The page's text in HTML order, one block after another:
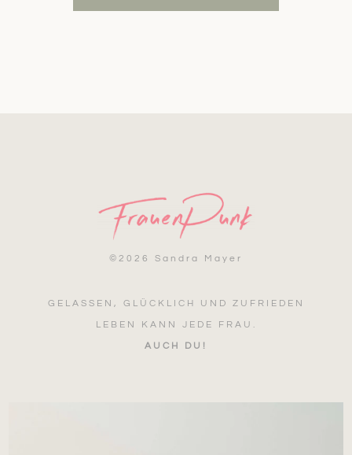
© 2026 Sandra Mayer
GELASSEN, GLÜCKLICH UND ZUFRIEDEN
LEBEN KANN JEDE FRAU.
AUCH DU!